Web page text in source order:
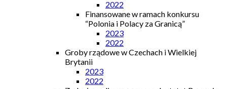
2022
Finansowane w ramach konkursu
“Polonia i Polacy za Granicą”
2023
2022
Groby rządowe w Czechach i Wielkiej
Brytanii
2023
2022